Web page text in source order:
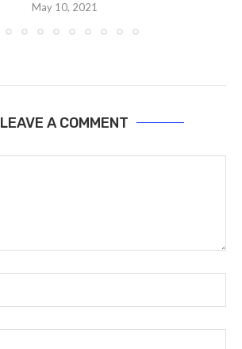
May 10, 2021
LEAVE A COMMENT